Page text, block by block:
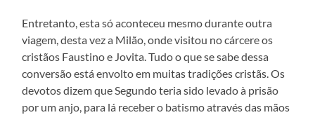
Entretanto, esta só aconteceu mesmo durante outra
viagem, desta vez a Milão, onde visitou no cárcere os
cristãos Faustino e Jovita. Tudo o que se sabe dessa
conversão está envolto em muitas tradições cristãs. Os
devotos dizem que Segundo teria sido levado à prisão
por um anjo, para lá receber o batismo através das mãos